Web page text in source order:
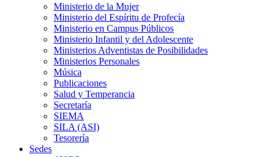
Ministerio de la Mujer
Ministerio del Espíritu de Profecía
Ministerio en Campus Públicos
Ministerio Infantil y del Adolescente
Ministerios Adventistas de Posibilidades
Ministerios Personales
Música
Publicaciones
Salud y Temperancia
Secretaría
SIEMA
SILA (ASI)
Tesorería
Sedes